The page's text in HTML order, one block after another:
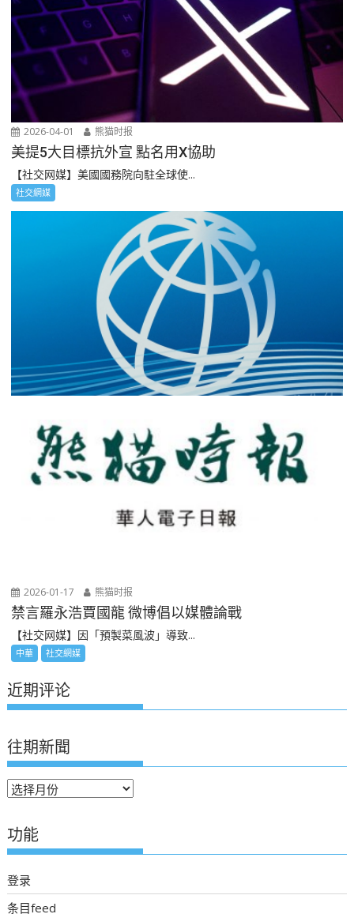
2026-04-01 熊猫时报
美提5大目標抗外宣 點名用X協助
【社交网媒】美國國務院向駐全球使...
社交網媒
2026-01-17 熊猫时报
禁言羅永浩賈國龍 微博倡以媒體論戰
【社交网媒】因「預製菜風波」導致...
中華 社交網媒
近期评论
往期新聞
往
新
聞
功能
登录
条目feed